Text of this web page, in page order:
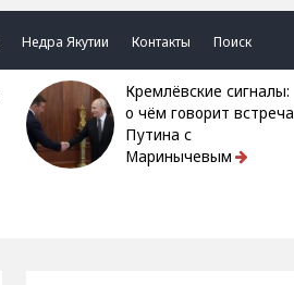
Недра Якутии Контакты Поиск
Кремлёвские сигналы:
о чём говорит встреча
Путина с
Маринычевым